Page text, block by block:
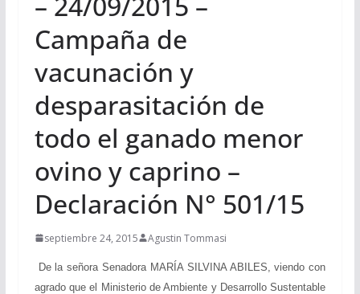
Campaña de
vacunación y
desparasitación de
todo el ganado menor
ovino y caprino –
Declaración N° 501/15
septiembre 24, 2015 Agustin Tommasi
De la señora Senadora MARÍA SILVINA ABILES, viendo con
agrado que el Ministerio de Ambiente y Desarrollo Sustentable